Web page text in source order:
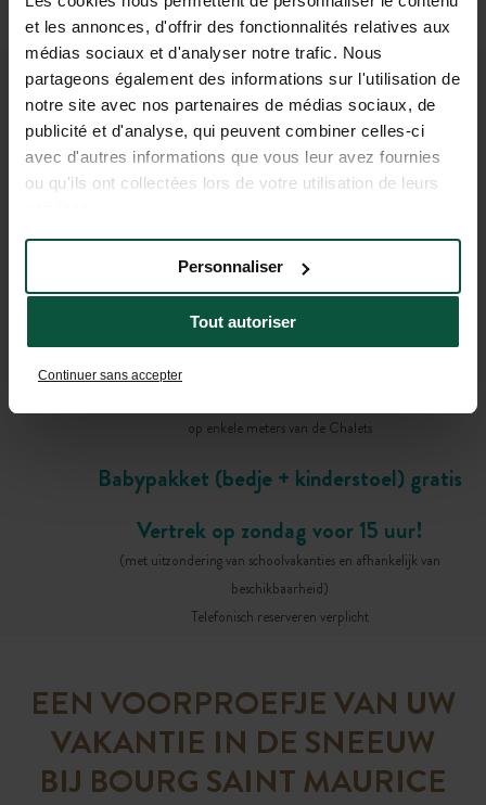
et les annonces, d'offrir des fonctionnalités relatives aux
médias sociaux et d'analyser notre trafic. Nous
partageons également des informations sur l'utilisation de
notre site avec nos partenaires de médias sociaux, de
publicité et d'analyse, qui peuvent combiner celles-ci
avec d'autres informations que vous leur avez fournies
ou qu'ils ont collectées lors de votre utilisation de leurs
Tout autoriser
Personnaliser
Continuer sans accepter
PRAKTISCHE INFORMATIE
OM UW VERBLIJF VOOR TE
BEREIDEN
Lakens en handdoeken
(inbegrepen bij het comforttarief)
Brood en boodschappen bestellen
op enkele meters van de Chalets
Babypakket (bedje + kinderstoel) gratis
Vertrek op zondag voor 15 uur!
(met uitzondering van schoolvakanties en afhankelijk van
beschikbaarheid)
Telefonisch reserveren verplicht
EEN VOORPROEFJE VAN UW
VAKANTIE IN DE SNEEUW
BIJ BOURG SAINT MAURICE